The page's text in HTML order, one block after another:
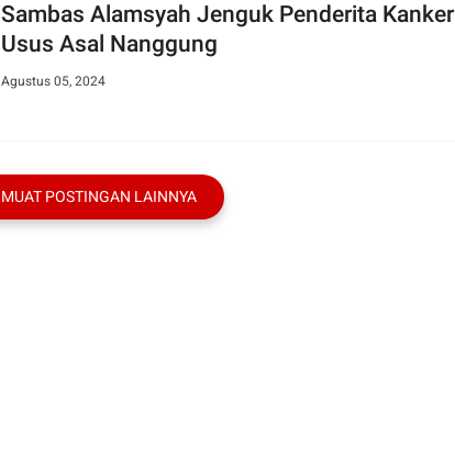
Sambas Alamsyah Jenguk Penderita Kanker
Usus Asal Nanggung
Agustus 05, 2024
MUAT POSTINGAN LAINNYA